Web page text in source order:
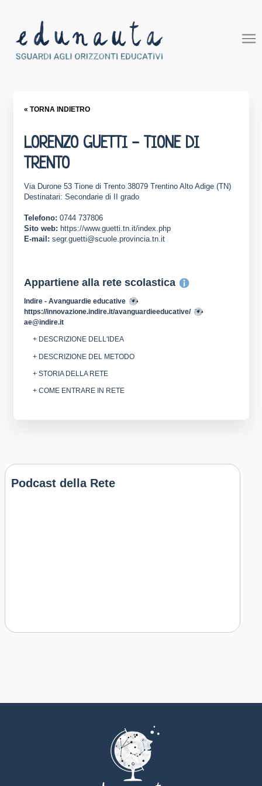
« TORNA INDIETRO
LORENZO GUETTI - TIONE DI
TRENTO
Via Durone 53 Tione di Trento 38079 Trentino Alto Adige (TN)
Destinatari: Secondarie di II grado
Telefono: 0744 737806
Sito web: https://www.guetti.tn.it/index.php
E-mail: segr.guetti@scuole.provincia.tn.it
Appartiene alla rete scolastica
Indire - Avanguardie educative
https://innovazione.indire.it/avanguardieeducative/
ae@indire.it
+ DESCRIZIONE DELL'IDEA
+ DESCRIZIONE DEL METODO
+ STORIA DELLA RETE
+ COME ENTRARE IN RETE
Podcast della Rete